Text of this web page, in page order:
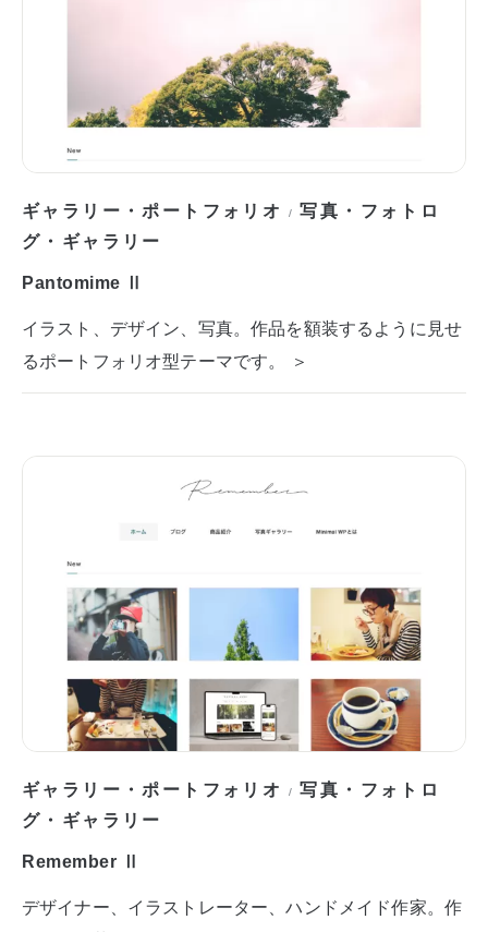
ギャラリー・ポートフォリオ /写真・フォトロ
グ・ギャラリー
Pantomime Ⅱ
イラスト、デザイン、写真。作品を額装するように見せ
るポートフォリオ型テーマです。 ＞
ギャラリー・ポートフォリオ /写真・フォトロ
グ・ギャラリー
Remember Ⅱ
デザイナー、イラストレーター、ハンドメイド作家。作